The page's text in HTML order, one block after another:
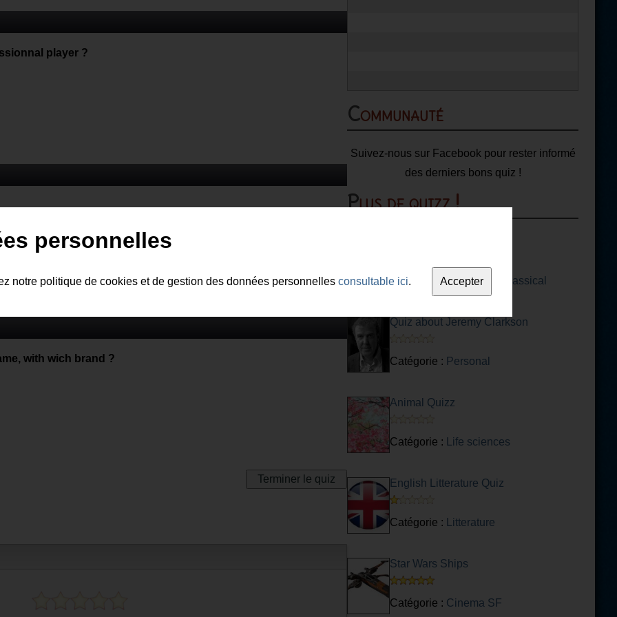
player ?
with wich brand ?
Communauté
Suivez-nous sur Facebook pour rester informé
des derniers bons quiz !
Plus de quizz !
Catégorie :Litterature - classical
Quiz about Jeremy Clarkson
Catégorie : Personal
Animal Quizz
Catégorie : Life sciences
English Litterature Quiz
Catégorie : Litterature
Star Wars Ships
Catégorie : Cinema SF
personnelles
notre politique de cookies et de gestion des données personnelles consultable ici.